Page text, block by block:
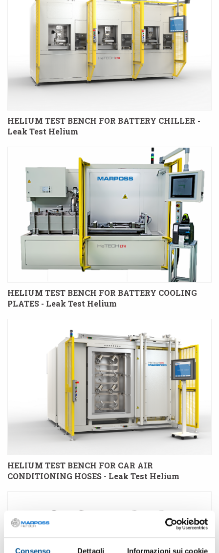
Consenso Dettagli Informazioni sui cookie
HELIUM TEST BENCH FOR BATTERY CHILLER -
Leak Test Helium
HELIUM TEST BENCH FOR BATTERY COOLING
PLATES - Leak Test Helium
HELIUM TEST BENCH FOR CAR AIR
CONDITIONING HOSES - Leak Test Helium